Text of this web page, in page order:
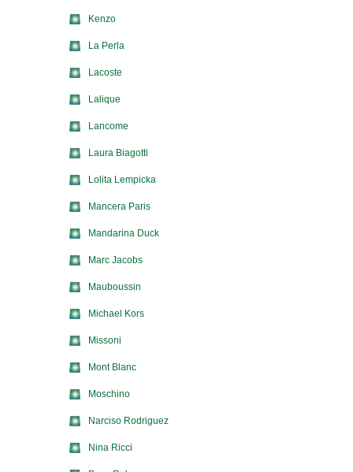
Kenzo
La Perla
Lacoste
Lalique
Lancome
Laura Biagotti
Lolita Lempicka
Mancera Paris
Mandarina Duck
Marc Jacobs
Mauboussin
Michael Kors
Missoni
Mont Blanc
Moschino
Narciso Rodriguez
Nina Ricci